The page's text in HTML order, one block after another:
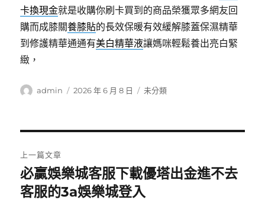
卡換現金就是收購你刷卡買到的商品榮獲眾多網友回
購而成膝關養膝貼的長效保暖有效緩解膝蓋保濕精華
到修護精華通通有美白精華液讓媽咪輕鬆養出亮白緊
緻，
作
admin
發
2026 年 6 月 8 日
分
未分類
章
導
上一篇文章
上
一
必贏娛樂城客服下載優塔出金進不去
客服的3a娛樂城登入